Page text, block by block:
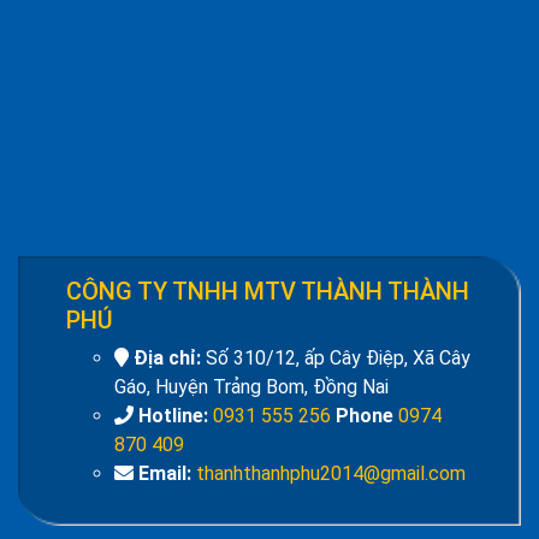
Bộ điều khiển nguồn Fotek TSC-340
Giá:Liên hệ
CÔNG TY TNHH MTV THÀNH THÀNH
PHÚ
Địa chỉ: Số 310/12, ấp Cây Điệp, Xã Cây
Gáo, Huyện Trảng Bom, Đồng Nai
Hotline: 0931 555 256 Phone 0974
870 409
Email: thanhthanhphu2014@gmail.com